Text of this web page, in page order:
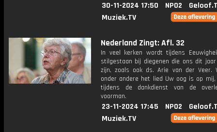
30-11-2024 17:50 NPO2
Muziek.TV
Nederland Zingt: Afl. 32
In veel kerken wordt tijdens
stilgestaan bij diegenen die ons dit
zijn, zoals ook ds. Arie van der Veer.
onder andere het lied Uw oog is op
tijdens de dankdienst van de
voorman.
23-11-2024 17:45 NPO2
Muziek.TV